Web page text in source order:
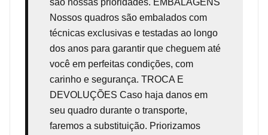
Nossos quadros são embalados com
técnicas exclusivas e testadas ao longo
dos anos para garantir que cheguem até
você em perfeitas condições, com
carinho e segurança. TROCA E
DEVOLUÇÕES Caso haja danos em
seu quadro durante o transporte,
faremos a substituição. Priorizamos